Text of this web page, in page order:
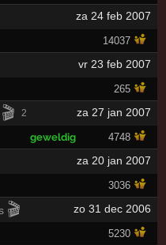
za 24 feb 2007
14037
vr 23 feb 2007
265
🎬 2 za 27 jan 2007
geweldig 4748
za 20 jan 2007
3036
🎬 zo 31 dec 2006
5230